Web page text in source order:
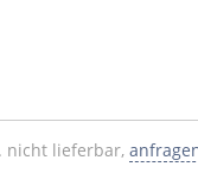
nicht lieferbar,